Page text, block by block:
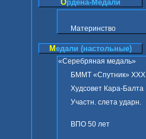
Ордена-Медали
Материнство
Медали (настольные)
«Серебряная медаль»
БММТ «Спутник» ХХХ
Худсовет Кара-Балта
Участн. слета ударн.
ВПО 50 лет